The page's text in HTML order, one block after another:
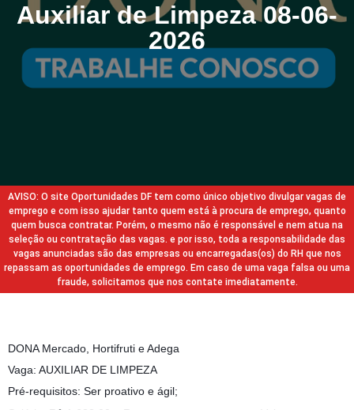
Auxiliar de Limpeza 08-06-
2026
AVISO: O site Oportunidades DF tem como único objetivo divulgar vagas de
emprego e com isso ajudar tanto quem está à procura de emprego, quanto
quem busca contratar. Porém, o mesmo não é responsável e nem atua na
seleção ou contratação das vagas. e por isso, toda a responsabilidade das
vagas anunciadas são das empresas ou encarregadas(os) do RH que nos
repassam as oportunidades de emprego. Em caso de uma vaga falsa ou uma
fraude, solicitamos que nos contate imediatamente.
DONA Mercado, Hortifruti e Adega
Vaga: AUXILIAR DE LIMPEZA
Pré-requisitos: Ser proativo e ágil;